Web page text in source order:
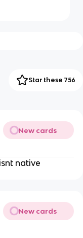
Star these 756
New cards
native
New cards